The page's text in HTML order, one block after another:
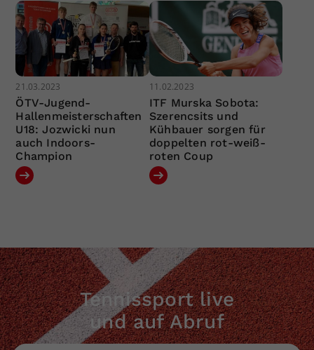
21.03.2023
ÖTV-Jugend-
Hallenmeisterschaften
U18: Jozwicki nun
auch Indoors-
Champion
11.02.2023
ITF Murska Sobota:
Szerencsits und
Kühbauer sorgen für
doppelten rot-weiß-
roten Coup
Tennissport live
und auf Abruf